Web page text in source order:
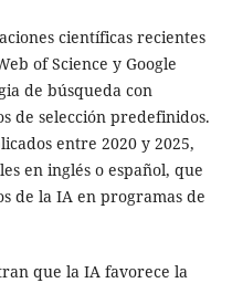
científicas recientes
of Science y Google
de búsqueda con
de selección predefinidos.
entre 2020 y 2025,
en inglés o español, que
de la IA en programas de
que la IA favorece la